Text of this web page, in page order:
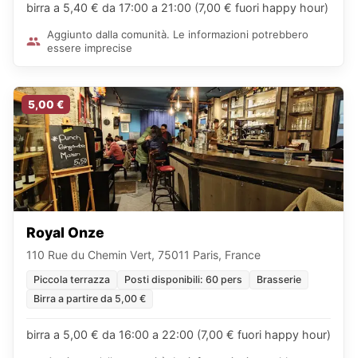
birra a 5,40 € da 17:00 a 21:00 (7,00 € fuori happy hour)
Aggiunto dalla comunità. Le informazioni potrebbero
essere imprecise
5,00 €
Royal Onze
110 Rue du Chemin Vert, 75011 Paris, France
Piccola terrazza Posti disponibili: 60 pers
Brasserie
Birra a partire da 5,00 €
birra a 5,00 € da 16:00 a 22:00 (7,00 € fuori happy hour)